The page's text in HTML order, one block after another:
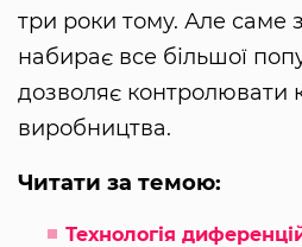
три роки тому. Але саме
набирає все більшої
дозволяє контролювати
виробництва.
Читати за темою:
Технологія